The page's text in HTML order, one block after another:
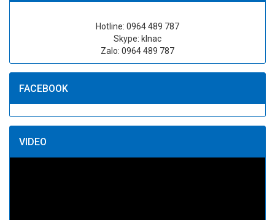
Hotline: 0964 489 787
Skype: klnac
Zalo: 0964 489 787
FACEBOOK
VIDEO